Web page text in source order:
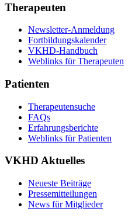
Therapeuten
Newsletter-Anmeldung
Fortbildungskalender
VKHD-Handbuch
Weblinks für Therapeuten
Patienten
Therapeutensuche
FAQs
Erfahrungsberichte
Weblinks für Patienten
VKHD Aktuelles
Neueste Beiträge
Pressemitteilungen
News für Mitglieder